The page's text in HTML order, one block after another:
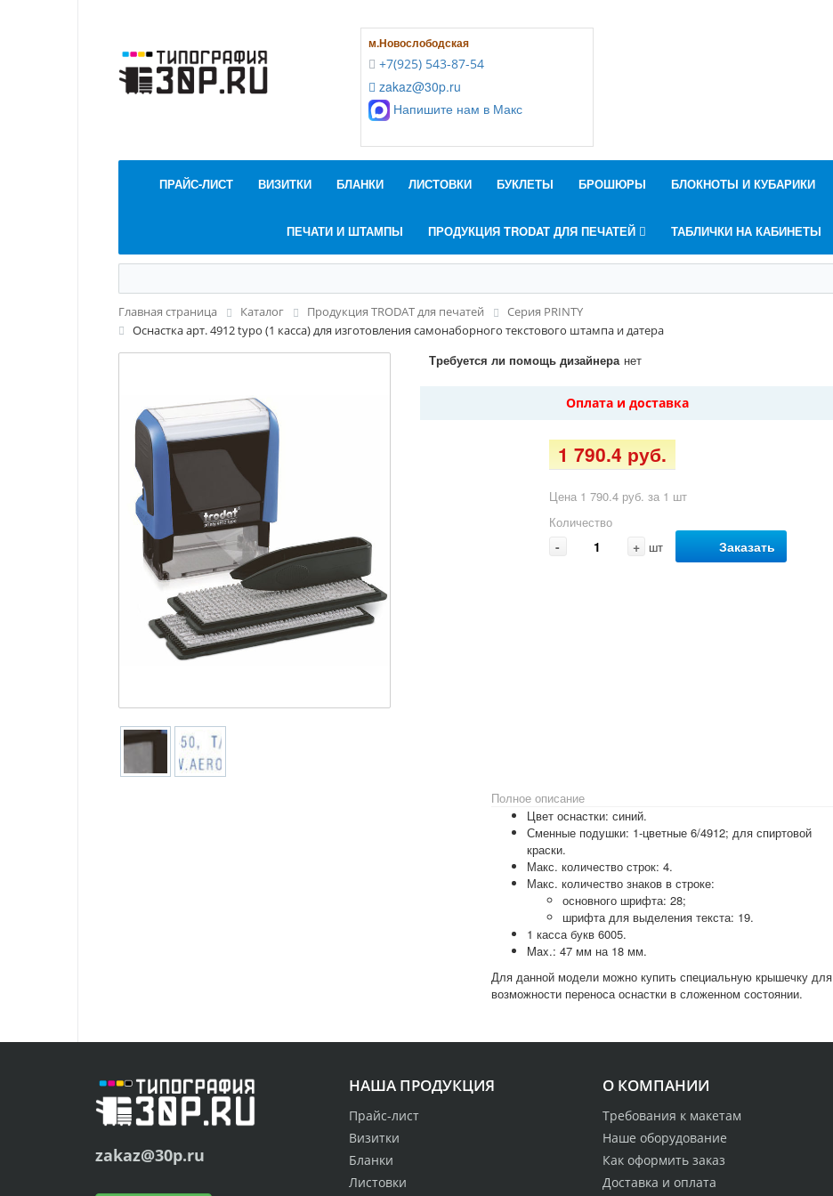
м.Новослободская
+7(925) 543-87-54
zakaz@30p.ru
Напишите нам в Макс
ПРАЙС-ЛИСТ ВИЗИТКИ БЛАНКИ ЛИСТОВКИ БУКЛЕТЫ БРОШЮРЫ БЛОКНОТЫ И КУБАРИКИ
ПЕЧАТИ И ШТАМПЫ ПРОДУКЦИЯ TRODAT ДЛЯ ПЕЧАТЕЙ ТАБЛИЧКИ НА КАБИНЕТЫ
Главная страница Каталог Продукция TRODAT для печатей
Серия PRINTY
Оснастка арт. 4912 typo (1 касса) для изготовления самонаборного текстового штампа и датера
Требуется ли помощь дизайнера нет
Оплата и доставка
1 790.4 руб.
Цена 1 790.4 руб. за 1 шт
Количество
- + шт Заказать
Полное описание
Цвет оснастки: синий.
Сменные подушки: 1-цветные 6/4912; для спиртовой
краски.
Макс. количество строк: 4.
Макс. количество знаков в строке:
основного шрифта: 28;
шрифта для выделения текста: 19.
1 касса букв 6005.
Max.: 47 мм на 18 мм.
Для данной модели можно купить специальную крышечку для
возможности переноса оснастки в сложенном состоянии.
О КОМПАНИИ
Требования к макетам
Наше оборудование
Как оформить заказ
Доставка и оплата
НАША ПРОДУКЦИЯ
Прайс-лист
Визитки
Бланки
Листовки
zakaz@30p.ru